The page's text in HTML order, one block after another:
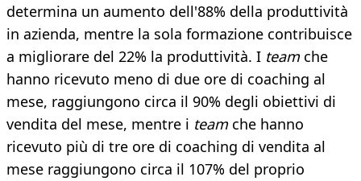
determina un aumento dell'88% della produttività
in azienda, mentre la sola formazione contribuisce
a migliorare del 22% la produttività. I teamche
hanno ricevuto meno di due ore di coaching al
mese, raggiungono circa il 90% degli obiettivi di
vendita del mese, mentre i teamche hanno
ricevuto più di tre ore di coaching di vendita al
mese raggiungono circa il 107% del proprio